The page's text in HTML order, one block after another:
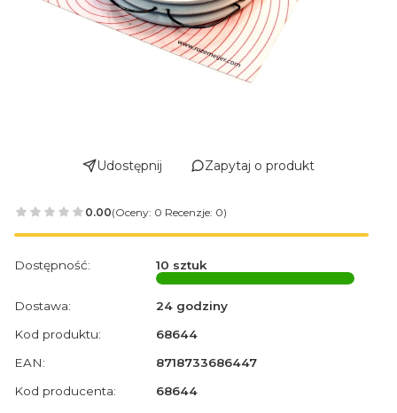
Udostępnij Zapytaj o produkt
0.00(Oceny: 0 Recenzje: 0)
Dostępność: 10 sztuk
Dostawa:
24 godziny
Kod produktu:
68644
EAN:
8718733686447
Kod producenta:
68644